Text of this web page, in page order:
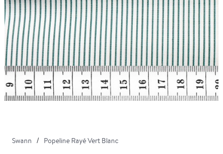
Swann Popeline Rayé Vert Blanc